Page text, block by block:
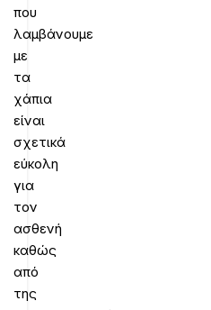
που
λαμβάνουμε
με
τα
χάπια
είναι
σχετικά
εύκολη
για
τον
ασθενή
καθώς
από
της